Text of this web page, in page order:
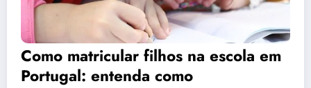
Como matricular filhos na escola em
Portugal: entenda como